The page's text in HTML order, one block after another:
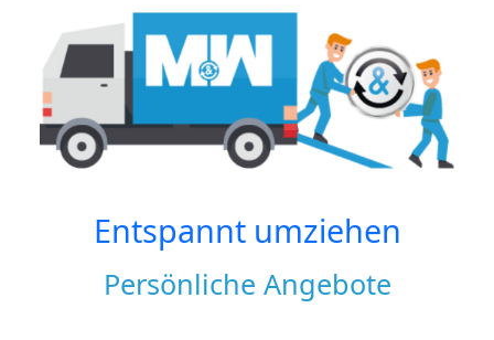
Entspannt umziehen
Persönliche Angebote